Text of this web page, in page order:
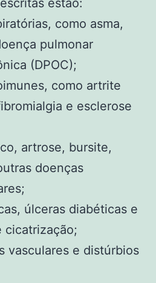
como asma,
pulmonar
(DPOC);
como artrite
e esclerose
artrose, bursite,
doenças
úlceras diabéticas e
cicatrização;
vasculares e distúrbios